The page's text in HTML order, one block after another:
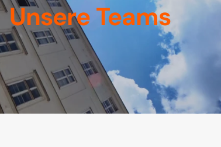
Unsere Teams